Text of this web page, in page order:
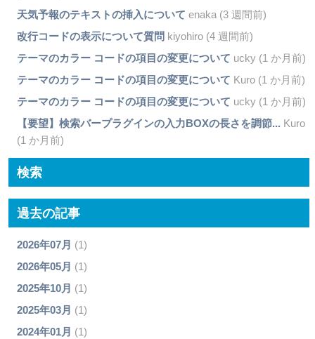
天気予報のテキストの挿入について enaka (3 週間前)
改行コードの表示について質問 kiyohiro (4 週間前)
テーマのカラー コードの項目の変更について ucky (1 か月前)
テーマのカラー コードの項目の変更について Kuro (1 か月前)
テーマのカラー コードの項目の変更について ucky (1 か月前)
【要望】検索バープラグインの入力BOXの長さを調節... Kuro
(1 か月前)
検索
過去の記事
2026年07月 (1)
2026年05月 (1)
2025年10月 (1)
2025年03月 (1)
2024年01月 (1)